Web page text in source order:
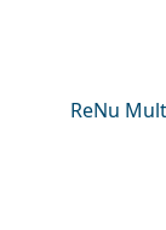
ReNu